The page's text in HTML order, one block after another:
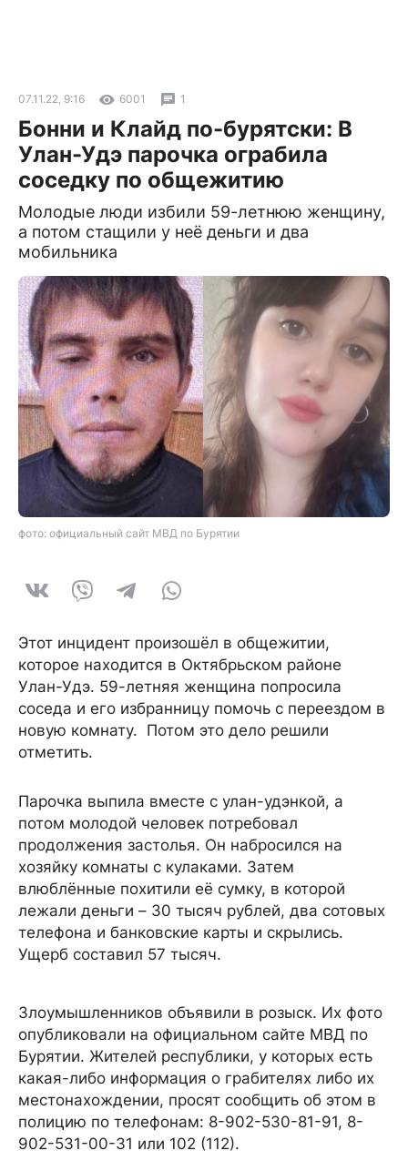
07.11.22, 9:16 6001 1
Бонни и Клайд по-бурятски: В
Улан-Удэ парочка ограбила
соседку по общежитию
Молодые люди избили 59-летнюю женщину,
а потом стащили у неё деньги и два
мобильника
фото: официальный сайт МВД по Бурятии
Этот инцидент произошёл в общежитии,
которое находится в Октябрьском районе
Улан-Удэ. 59-летняя женщина попросила
соседа и его избранницу помочь с переездом в
новую комнату. Потом это дело решили
отметить.
Парочка выпила вместе с улан-удэнкой, а
потом молодой человек потребовал
продолжения застолья. Он набросился на
хозяйку комнаты с кулаками. Затем
влюблённые похитили её сумку, в которой
лежали деньги – 30 тысяч рублей, два сотовых
телефона и банковские карты и скрылись.
Ущерб составил 57 тысяч.
Злоумышленников объявили в розыск. Их фото
опубликовали на официальном сайте МВД по
Бурятии. Жителей республики, у которых есть
какая-либо информация о грабителях либо их
местонахождении, просят сообщить об этом в
полицию по телефонам: 8-902-530-81-91, 8-
902-531-00-31 или 102 (112).